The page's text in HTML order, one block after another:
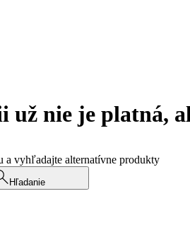
už nie je platná,
a vyhľadajte alternatívne produkty
Hľadanie